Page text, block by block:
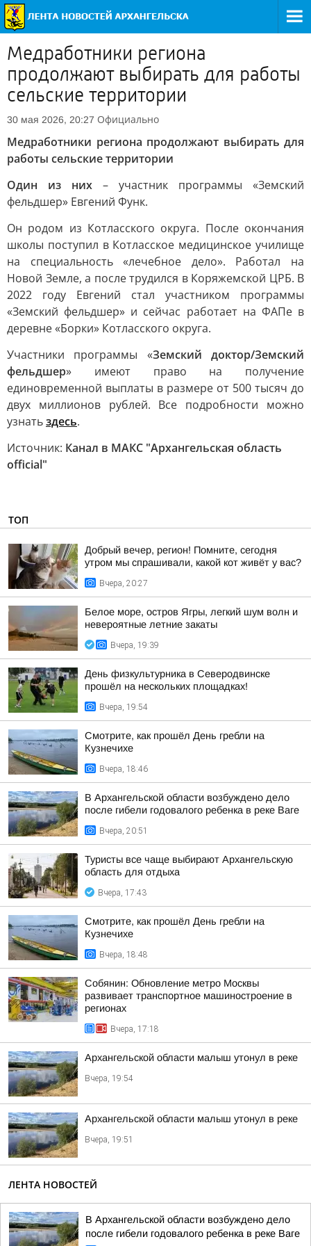
Медработники региона
продолжают выбирать для работы
сельские территории
30 мая 2026, 20:27 Официально
Медработники региона продолжают выбирать для
работы сельские территории
Один из них – участник программы «Земский
фельдшер» Евгений Функ.
Он родом из Котласского округа. После окончания
школы поступил в Котласское медицинское училище
на специальность «лечебное дело». Работал на
Новой Земле, а после трудился в Коряжемской ЦРБ. В
2022 году Евгений стал участником программы
«Земский фельдшер» и сейчас работает на ФАПе в
деревне «Борки» Котласского округа.
Участники программы «Земский доктор/Земский
фельдшер» имеют право на получение
единовременной выплаты в размере от 500 тысяч до
двух миллионов рублей. Все подробности можно
узнатьздесь.
Источник: Канал в МАКС "Архангельская область
official"
ТОП
Добрый вечер, регион! Помните, сегодня
утром мы спрашивали, какой кот живёт у вас?
Вчера, 20:27
Белое море, остров Ягры, легкий шум волн и
невероятные летние закаты
Вчера, 19:39
День физкультурника в Северодвинске
прошёл на нескольких площадках!
Вчера, 19:54
Смотрите, как прошёл День гребли на
Кузнечихе
Вчера, 18:46
В Архангельской области возбуждено дело
после гибели годовалого ребенка в реке Ваге
Вчера, 20:51
Туристы все чаще выбирают Архангельскую
область для отдыха
Вчера, 17:43
Смотрите, как прошёл День гребли на
Кузнечихе
Вчера, 18:48
Собянин: Обновление метро Москвы
развивает транспортное машиностроение в
регионах
Вчера, 17:18
Архангельской области малыш утонул в реке
Вчера, 19:54
Архангельской области малыш утонул в реке
Вчера, 19:51
ЛЕНТА НОВОСТЕЙ
В Архангельской области возбуждено дело
после гибели годовалого ребенка в реке Ваге